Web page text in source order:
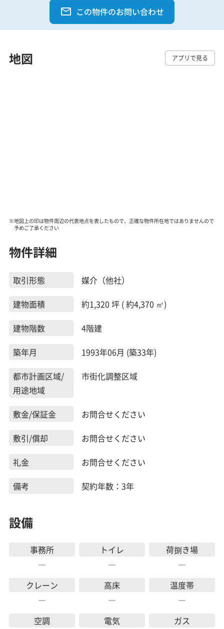
この物件のお問い合わせ
地図 アプリで見る
※地図上の印は物件周辺の代表地点を表したもので、正確な物件所在地ではありませんので
予めご了承ください
物件詳細
取引形態
媒介（他社）
建物面積
約1,320 坪 ( 約4,370 ㎡)
建物階数
4階建
築年月
1993年06月 (築33年)
都市計画区域/
用途地域
市街化調整区域
敷金/保証金
お問合せください
敷引/償却
お問合せください
礼金
お問合せください
備考
契約年数：3年
設備
事務所
―
トイレ
―
荷捌き場
―
クレーン
―
高床
―
温度帯
―
空調
電気
ガス